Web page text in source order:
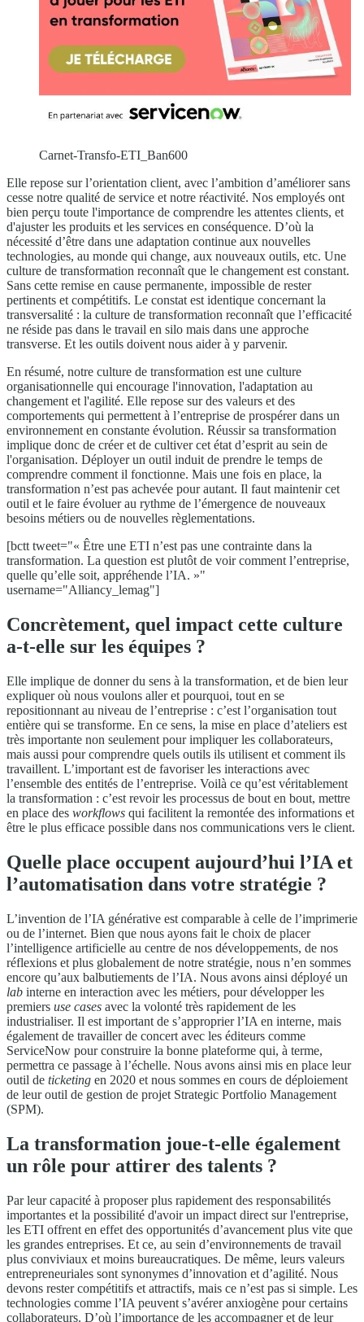
Carnet-Transfo-ETI_Ban600
Elle repose sur l’orientation client, avec l’ambition d’améliorer sans
cesse notre qualité de service et notre réactivité. Nos employés ont
bien perçu toute l'importance de comprendre les attentes clients, et
d'ajuster les produits et les services en conséquence. D’où la
nécessité d’être dans une adaptation continue aux nouvelles
technologies, au monde qui change, aux nouveaux outils, etc. Une
culture de transformation reconnaît que le changement est constant.
Sans cette remise en cause permanente, impossible de rester
pertinents et compétitifs. Le constat est identique concernant la
transversalité : la culture de transformation reconnaît que l’efficacité
ne réside pas dans le travail en silo mais dans une approche
transverse. Et les outils doivent nous aider à y parvenir.
En résumé, notre culture de transformation est une culture
organisationnelle qui encourage l'innovation, l'adaptation au
changement et l'agilité. Elle repose sur des valeurs et des
comportements qui permettent à l’entreprise de prospérer dans un
environnement en constante évolution. Réussir sa transformation
implique donc de créer et de cultiver cet état d’esprit au sein de
l'organisation. Déployer un outil induit de prendre le temps de
comprendre comment il fonctionne. Mais une fois en place, la
transformation n’est pas achevée pour autant. Il faut maintenir cet
outil et le faire évoluer au rythme de l’émergence de nouveaux
besoins métiers ou de nouvelles règlementations.
[bctt tweet="« Être une ETI n’est pas une contrainte dans la
transformation. La question est plutôt de voir comment l’entreprise,
quelle qu’elle soit, appréhende l’IA. »"
username="Alliancy_lemag"]
Concrètement, quel impact cette culture
a-t-elle sur les équipes ?
Elle implique de donner du sens à la transformation, et de bien leur
expliquer où nous voulons aller et pourquoi, tout en se
repositionnant au niveau de l’entreprise : c’est l’organisation tout
entière qui se transforme. En ce sens, la mise en place d’ateliers est
très importante non seulement pour impliquer les collaborateurs,
mais aussi pour comprendre quels outils ils utilisent et comment ils
travaillent. L’important est de favoriser les interactions avec
l’ensemble des entités de l’entreprise. Voilà ce qu’est véritablement
la transformation : c’est revoir les processus de bout en bout, mettre
en place des workflows qui facilitent la remontée des informations et
être le plus efficace possible dans nos communications vers le client.
Quelle place occupent aujourd’hui l’IA et
l’automatisation dans votre stratégie ?
L’invention de l’IA générative est comparable à celle de l’imprimerie
ou de l’internet. Bien que nous ayons fait le choix de placer
l’intelligence artificielle au centre de nos développements, de nos
réflexions et plus globalement de notre stratégie, nous n’en sommes
encore qu’aux balbutiements de l’IA. Nous avons ainsi déployé un
lab interne en interaction avec les métiers, pour développer les
premiers use cases avec la volonté très rapidement de les
industrialiser. Il est important de s’approprier l’IA en interne, mais
également de travailler de concert avec les éditeurs comme
ServiceNow pour construire la bonne plateforme qui, à terme,
permettra ce passage à l’échelle. Nous avons ainsi mis en place leur
outil de ticketing en 2020 et nous sommes en cours de déploiement
de leur outil de gestion de projet Strategic Portfolio Management
(SPM).
La transformation joue-t-elle également
un rôle pour attirer des talents ?
Par leur capacité à proposer plus rapidement des responsabilités
importantes et la possibilité d'avoir un impact direct sur l'entreprise,
les ETI offrent en effet des opportunités d’avancement plus vite que
les grandes entreprises. Et ce, au sein d’environnements de travail
plus conviviaux et moins bureaucratiques. De même, leurs valeurs
entrepreneuriales sont synonymes d’innovation et d’agilité. Nous
devons rester compétitifs et attractifs, mais ce n’est pas si simple. Les
technologies comme l’IA peuvent s’avérer anxiogène pour certains
collaborateurs. D’où l’importance de les accompagner et de leur